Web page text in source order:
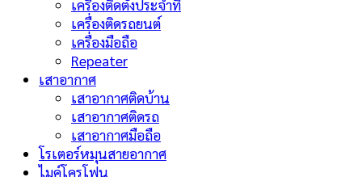
เครื่องติดตั้งประจำที่
เครื่องติดรถยนต์
เครื่องมือถือ
Repeater
เสาอากาศ
เสาอากาศติดบ้าน
เสาอากาศติดรถ
เสาอากาศมือถือ
โรเตอร์หมุนสายอากาศ
ไมค์โครโฟน